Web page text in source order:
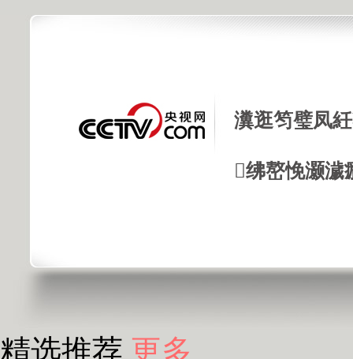
瀵逛笉璧凤
绋嶅悗灏
精选推荐 更多